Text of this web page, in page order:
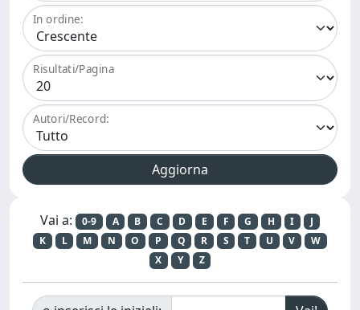
In ordine:
Risultati/Pagina
Autori/Record:
Vai a: 0-9 A B C D E F G H I
J
K
L M N O P Q R S T U V
W
X
Y Z